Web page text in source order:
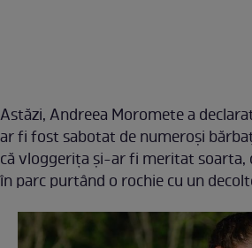
Astăzi, Andreea Moromete a
ar fi fost sabotat de numeroși
că vloggerița și-ar fi meritat soarta,
în parc purtând o rochie cu un